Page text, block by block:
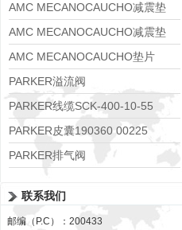
AMC MECANOCAUCHO减震垫
138552
AMC MECANOCAUCHO减震垫
138551
AMC MECANOCAUCHO垫片
608074
PARKER溢流阀
RE06M35W2N1KWXG087
PARKER线缆SCK-400-10-55
PARKER皮囊190360 00225
PARKER排气阀
联系我们
邮编（P.C）：200433